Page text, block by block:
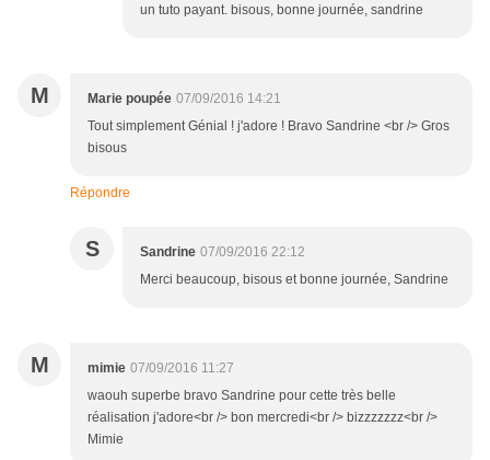
un tuto payant. bisous, bonne journée, sandrine
M Marie poupée 07/09/2016 14:21
Tout simplement Génial ! j'adore ! Bravo Sandrine <br /> Gros
bisous
Répondre
S Sandrine 07/09/2016 22:12
Merci beaucoup, bisous et bonne journée, Sandrine
M mimie 07/09/2016 11:27
waouh superbe bravo Sandrine pour cette très belle
réalisation j'adore<br /> bon mercredi<br /> bizzzzzzz<br />
Mimie